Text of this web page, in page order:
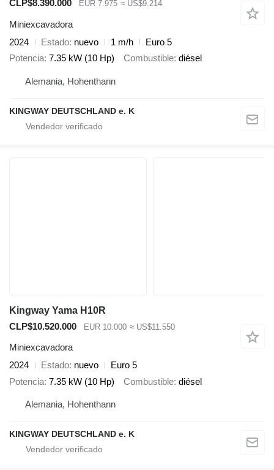
CLP$8.390.000 EUR 7.975 ≈ US$9.214
Miniexcavadora
2024
Estado nuevo 1 m/h
Euro 5
Potencia 7.35 kW (10 Hp) Combustible diésel
Alemania, Hohenthann
KINGWAY DEUTSCHLAND e. K
Kingway Yama H10R
CLP$10.520.000
EUR 10.000 ≈ US$11.550
Miniexcavadora
2024
Estado nuevo
Euro 5
Potencia 7.35 kW (10 Hp) Combustible diésel
Alemania, Hohenthann
KINGWAY DEUTSCHLAND e. K